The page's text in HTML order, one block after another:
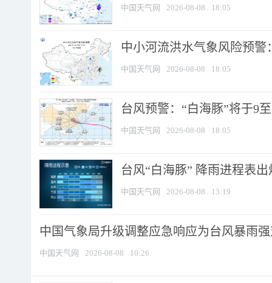
中国天气网 2026-08-08 18:05
中小河流洪水气象风险预
中国天气网 2026-08-08 18:05
台风预警：“白海豚”将于9
中国天气网 2026-08-08 18:05
台风“白海豚” 降雨进程表
中国天气网 2026-08-08 13:19
中国气象局升级调整应急响应为台风暴雨
中国天气网 2026-08-08 10:26